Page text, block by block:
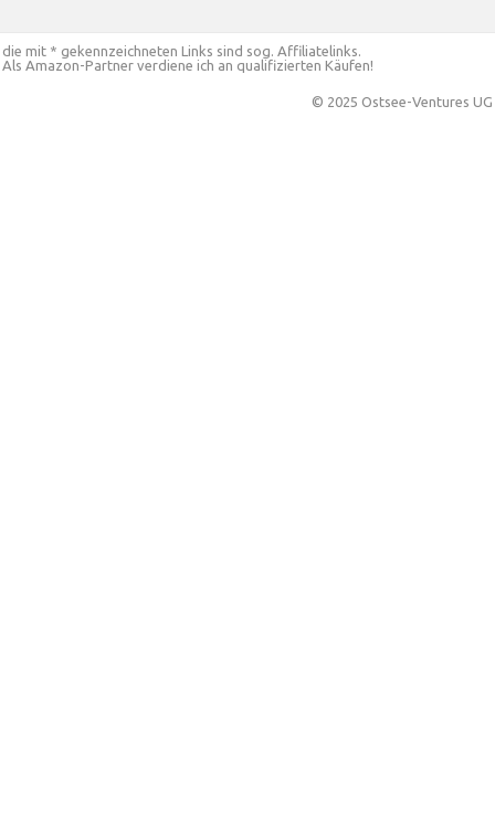
die mit * gekennzeichneten Links sind sog. Affiliatelinks.
Als Amazon-Partner verdiene ich an qualifizierten Käufen!
© 2025 Ostsee-Ventures UG